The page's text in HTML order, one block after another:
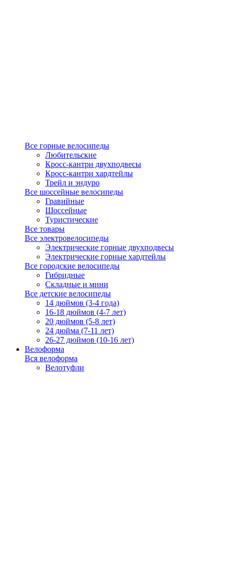
Все горные велосипеды
Любительские
Кросс-кантри двухподвесы
Кросс-кантри хардтейлы
Трейл и эндуро
Все шоссейные велосипеды
Гравийные
Шоссейные
Туристические
Все товары
Все электровелосипеды
Электрические горные двухподвесы
Электрические горные хардтейлы
Все городские велосипеды
Гибридные
Складные и мини
Все детские велосипеды
14 дюймов (3-4 года)
16-18 дюймов (4-7 лет)
20 дюймов (5-8 лет)
24 дюйма (7-11 лет)
26-27 дюймов (10-16 лет)
Велоформа
Вся велоформа
Велотуфли